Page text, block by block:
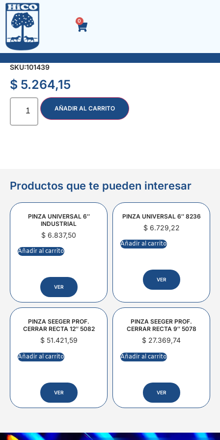
0
ALARGUE P/CALEFON 2 MTS.
SKU:101439
$ 5.264,15
AÑADIR AL CARRITO
Productos que te pueden interesar
PINZA UNIVERSAL 6″
INDUSTRIAL
$ 6.837,50
Añadir al carrito
VER
PINZA UNIVERSAL 6″ 8236
$6.729,22
Añadir al carrito
VER
PINZA SEEGER PROF.
CERRAR RECTA 12″ 5082
$51.421,59
Añadir al carrito
VER
PINZA SEEGER PROF.
CERRAR RECTA 9″ 5078
$ 27.369,74
Añadir al carrito
VER